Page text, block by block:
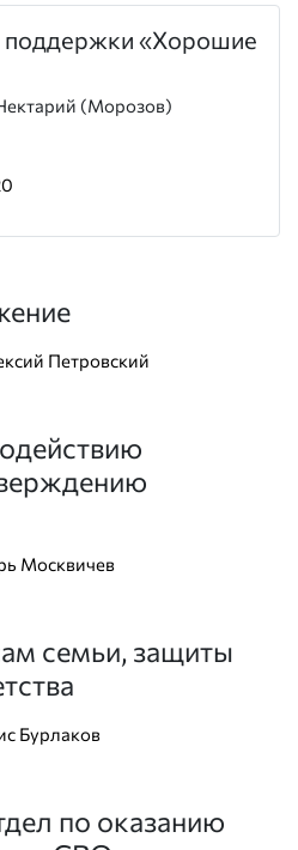
поддержки «Хорошие
(Морозов)
Петровский
Москвичев
семьи, защиты
Бурлаков
по оказанию